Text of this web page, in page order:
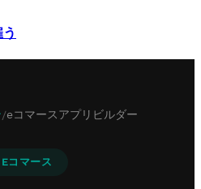
/eコマースアプリビルダー
Eコマース